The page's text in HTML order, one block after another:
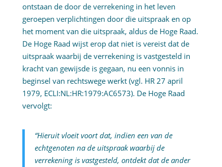
ontstaan de door de verrekening in het leven
geroepen verplichtingen door die uitspraak en op
het moment van die uitspraak, aldus de Hoge Raad.
De Hoge Raad wijst erop dat niet is vereist dat de
uitspraak waarbij de verrekening is vastgesteld in
kracht van gewijsde is gegaan, nu een vonnis in
beginsel van rechtswege werkt (vgl. HR 27 april
1979, ECLI:NL:HR:1979:AC6573). De Hoge Raad
vervolgt:
“Hieruit vloeit voort dat, indien een van de
echtgenoten na de uitspraak waarbij de
verrekening is vastgesteld, ontdekt dat de ander